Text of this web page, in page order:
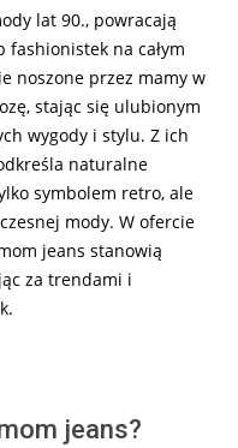
lat 90., powracają
fashionistek na całym
noszone przez mamy w
stając się ulubionym
wygody i stylu. Z ich
naturalne
symbolem retro, ale
mody. W ofercie
jeans stanowią
za trendami i
jeans?